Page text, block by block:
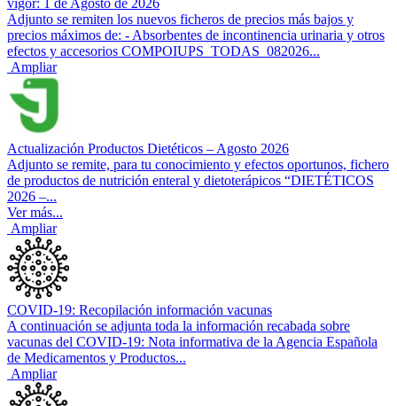
Adjunto se remiten los nuevos ficheros de precios más bajos y
precios máximos de: - Absorbentes de incontinencia urinaria y otros
efectos y accesorios COMPOIUPS_TODAS_082026...
Ampliar
Actualización Productos Dietéticos – Agosto 2026
Adjunto se remite, para tu conocimiento y efectos oportunos, fichero
de productos de nutrición enteral y dietoterápicos “DIETÉTICOS
2026 –...
Ver más...
Ampliar
COVID-19: Recopilación información vacunas
A continuación se adjunta toda la información recabada sobre
vacunas del COVID-19: Nota informativa de la Agencia Española
de Medicamentos y Productos...
Ampliar